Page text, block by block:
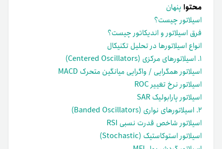
محتوا پنهان
اسیلاتور چیست؟
فرق اسیلاتور و اندیکاتور چیست؟
انواع اسیلاتورها در تحلیل تکنیکال
۱. اسیلاتورهای مرکزی (Centered Oscillators)
اسیلاتور همگرایی / واگرایی میانگین متحرک MACD
اسیلاتور نرخ تغییر ROC
اسیلاتور پارابولیک SAR
۲. اسیلاتورهای نواری (Banded Oscillators)
اسیلاتور شاخص قدرت نسبی RSI
اسیلاتور استوکاستیک (Stochastic)